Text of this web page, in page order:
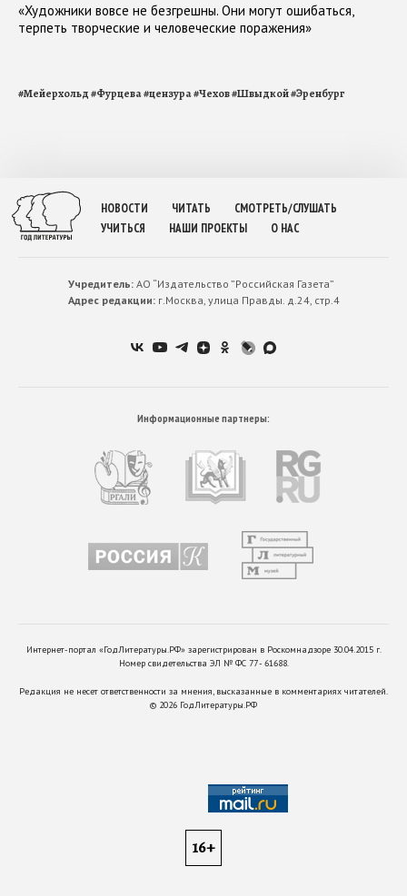
«Художники вовсе не безгрешны. Они могут ошибаться,
терпеть творческие и человеческие поражения»
#Мейерхольд#Фурцева#цензура#Чехов#Швыдкой#Эренбург
НОВОСТИ ЧИТАТЬ
СМОТРЕТЬ/СЛУШАТЬ
УЧИТЬСЯ
НАШИ ПРОЕКТЫ О НАС
Учредитель:АО “Издательство ”Российская Газета”
Адрес редакции:г.Москва, улица Правды. д.24, стр.4
Информационные партнеры:
Интернет-портал «ГодЛитературы.РФ» зарегистрирован в Роскомнадзоре 30.04.2015 г.
Номер свидетельства ЭЛ № ФС 77 - 61688.
Редакция не несет ответственности за мнения, высказанные в комментариях читателей.
© 2026 ГодЛитературы.РФ
16+